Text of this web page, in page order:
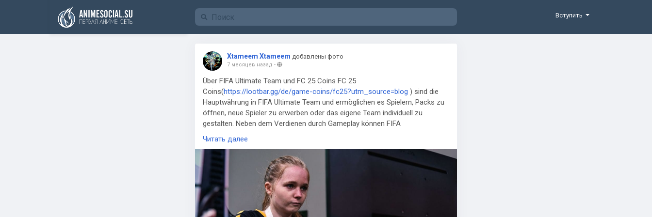
Funding
Вступить
Xtameem Xtameem добавлены фото
7 месяцев назад -
Über FIFA Ultimate Team und FC 25 Coins FC 25
Coins(https://lootbar.gg/de/game-coins/fc25?utm_source=blog ) sind die
Hauptwährung in FIFA Ultimate Team und ermöglichen es Spielern, Packs zu
öffnen, neue Spieler zu erwerben oder das eigene Team individuell zu
gestalten. Neben dem Verdienen durch Gameplay können FIFA
Coins(
verschiedene Online-Plattformen wie LootBar.gg aufgeladen werden,
wodurch der Fortschritt im Spiel deutlich beschleunigt wird. Durch den
gezielten Einsatz von FC 25 Coins lässt sich schneller ein starkes Team
zusammenstellen und die Chancen auf begehrte Spieler wie HERO- und
ICON-Stars erhöhen. Dies macht FIFA Coins zu einem unverzichtbaren
Bestandteil für ambitionierte FUT-Spieler.
Warum FC 25 Coins bei LootBar kaufen – 10/10 empfohlen!
Читать далее